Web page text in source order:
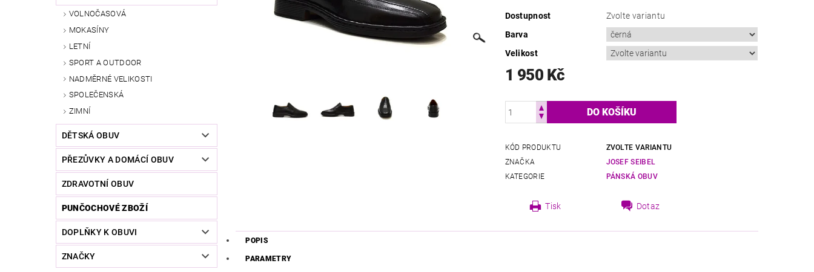
VOLNOČASOVÁ
MOKASÍNY
LETNÍ
SPORT A OUTDOOR
NADMĚRNÉ VELIKOSTI
SPOLEČENSKÁ
ZIMNÍ
DĚTSKÁ OBUV
PŘEZŮVKY A DOMÁCÍ OBUV
ZDRAVOTNÍ OBUV
PUNČOCHOVÉ ZBOŽÍ
DOPLŇKY K OBUVI
ZNAČKY
Dostupnost
Zvolte variantu
Barva
Velikost
1 950 Kč
KÓD PRODUKTU
ZVOLTE VARIANTU
ZNAČKA
JOSEF SEIBEL
KATEGORIE
PÁNSKÁ OBUV
Tisk Dotaz
POPIS
PARAMETRY